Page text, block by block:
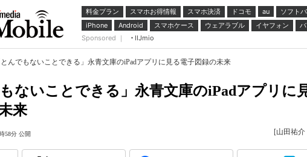
料金プラン スマホお得情報 スマホ決済 ドコモ au ソフト
iPhone
Android スマホケース ウェアラブル イヤフォン
Sponsored ｜
IIJmio
とんでもないことできる」永青文庫のiPadアプリに見る電子図録の未来
もないことできる」永青文庫のiPadアプリに
来
58分 公開 [山田祐介